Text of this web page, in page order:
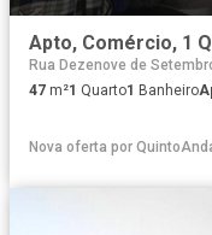
Apto, Comércio, 1
Rua Dezenove de
47 m²1 Quarto1 Banheiro
Nova oferta por